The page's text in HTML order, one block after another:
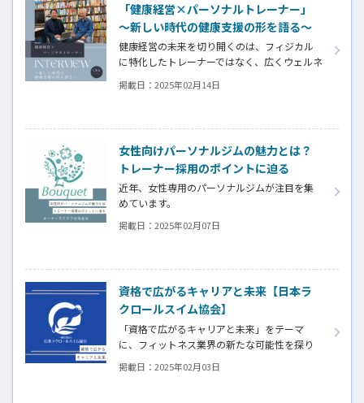
か？ スポーツクラブ湘南台ファーストでのデ
ビューのきっかけから、成長を支えた環境に
ついて詳しく取材させていただきました。
「健康経営×パーソナルトレーナー」
～新しい時代の健康支援の形を語る～
健康経営の未来を切り開くのは、フィジカル
に特化したトレーナーではなく、広くウェルネ
スやビジネスに精通したトレーナーだ。経営
者の視点を取り入れた新しい支援の形とは？
ました。業界の未来に迫る、ワクワクするよ
うな対話をお届けします。
掲載日： 2025年02月14日
女性向けパーソナルジムの魅力とは？
トレーナー採用のポイントに迫る
近年、女性専用のパーソナルジムが注目を集
めています。
今回は、そんなジムの特徴や、トレーナー採
掲載日： 2025年02月07日
資格で広がるキャリアと未来【日本ラ
クロールスイム協会】
「資格で広がるキャリアと未来」をテーマ
に、フィットネス業界の新たな可能性を探り
ます。今回は、「歩くように泳ぐ」をテーマに
した日本ラクロールスイム協会の指導法に焦
掲載日： 2025年02月03日